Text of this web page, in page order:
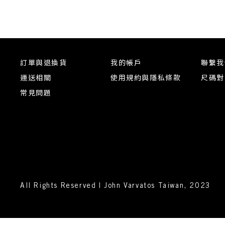
訂單與退換貨
運送相關
常見問題
我的帳戶
使用規約與隱私條款
聯繫
尺碼
All Rights Reserved | John Varvatos Taiwan, 2023